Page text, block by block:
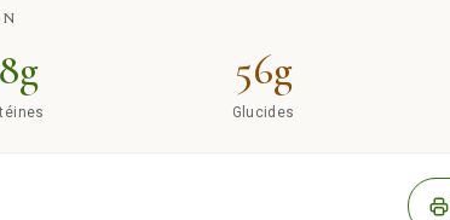
56g
Glucides